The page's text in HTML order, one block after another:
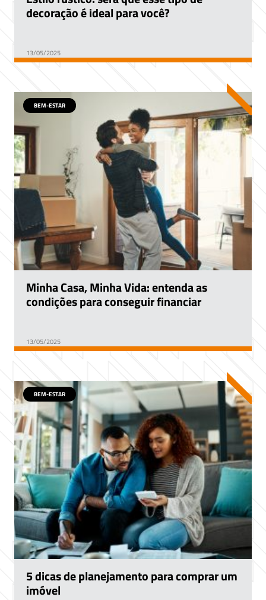
decoração é ideal para você?
13/05/2025
Minha Casa, Minha Vida: entenda as
condições para conseguir financiar
13/05/2025
BEM-ESTAR
5 dicas de planejamento para comprar um
imóvel
BEM-ESTAR